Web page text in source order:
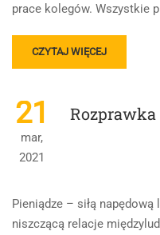
prace kolegów. Wszystkie
READ
MORE
PRZECZYTAJ,
SIĘ
Z
CZYTAJ WIĘCEJ
21
mar,
2021
Pieniądze – siłą
niszczącą relacje